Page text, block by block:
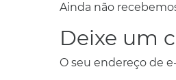
Ainda não
Deixe um
O seu endereço de